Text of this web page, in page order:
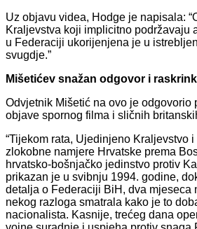
Uz objavu videa, Hodge je napisala:
Kraljevstva koji implicitno podržavaju
u Federaciji ukorijenjena je u
svugdje.”
Mišetićev snažan odgovor i
Odvjetnik Mišetić na ovo je odgovorio
objave spornog filma i sličnih
“Tijekom rata, Ujedinjeno
zlokobne namjere Hrvatske prema
hrvatsko-bošnjačko jedinstvo protiv
prikazan je u svibnju 1994. godine,
detalja o Federaciji BiH, dva mjeseca
nekog razloga smatrala kako je to
nacionalista. Kasnije, trećeg dana